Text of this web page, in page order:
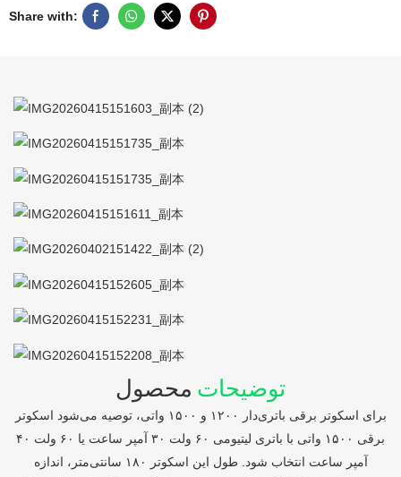
Share with:
توضیحات محصول
برای اسکوتر برقی باتری‌دار ۱۲۰۰ و ۱۵۰۰ واتی، توصیه می‌شود اسکوتر
برقی ۱۵۰۰ واتی با باتری لیتیومی ۶۰ ولت ۳۰ آمپر ساعت یا ۶۰ ولت ۴۰
آمپر ساعت انتخاب شود. طول این اسکوتر ۱۸۰ سانتی‌متر، اندازه